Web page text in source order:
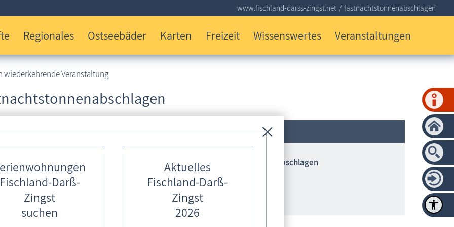
Regionales Ostseebäder Karten Freizeit Wissenswertes Veranstaltungen
www.fischland-darss-zingst.net fastnachtstonnenabschlagen
wiederkehrende Veranstaltung
Wo?
Fastnachtstonnenabschlagen
18375 Born a. Darß
Fischland-Darß-
Zingst
suchen
Aktuelles
Fischland-Darß-
Zingst
2026